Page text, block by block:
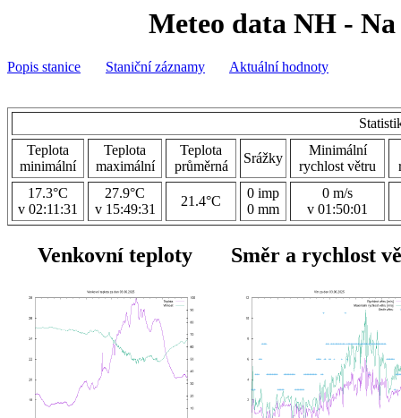
Meteo data NH - Na
Popis stanice Staniční záznamy Aktuální hodnoty
Teplota
minimální
Teplota
maximální
Teplota
průměrná
Srážky
Minimální
rychlost větru
17.3°C
v 02:11:31
27.9°C
v 15:49:31
21.4°C
0 imp
0 mm
0 m/s
v 01:50:01
Venkovní teploty Směr a rychlost